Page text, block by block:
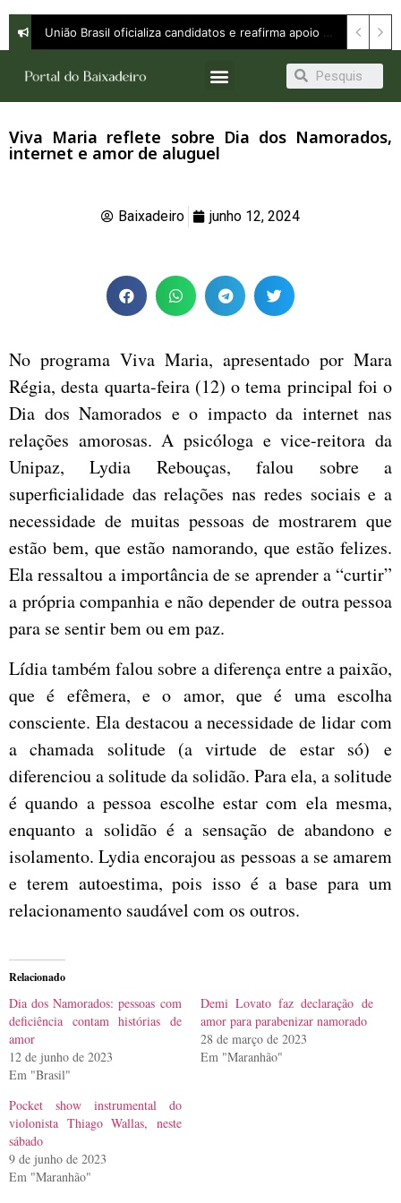
Viva Maria reflete sobre Dia dos Namorados,
internet e amor de aluguel
Baixadeiro junho 12, 2024
No programa Viva Maria, apresentado por Mara
Régia, desta quarta-feira (12) o tema principal foi o
Dia dos Namorados e o impacto da internet nas
relações amorosas. A psicóloga e vice-reitora da
Unipaz, Lydia Rebouças, falou sobre a
superficialidade das relações nas redes sociais e a
necessidade de muitas pessoas de mostrarem que
estão bem, que estão namorando, que estão felizes.
Ela ressaltou a importância de se aprender a “curtir”
a própria companhia e não depender de outra pessoa
para se sentir bem ou em paz.
Lídia também falou sobre a diferença entre a paixão,
que é efêmera, e o amor, que é uma escolha
consciente. Ela destacou a necessidade de lidar com
a chamada solitude (a virtude de estar só) e
diferenciou a solitude da solidão. Para ela, a solitude
é quando a pessoa escolhe estar com ela mesma,
enquanto a solidão é a sensação de abandono e
isolamento. Lydia encorajou as pessoas a se amarem
e terem autoestima, pois isso é a base para um
relacionamento saudável com os outros.
Relacionado
Dia dos Namorados: pessoas com
deficiência contam histórias de
amor
12 de junho de 2023
Em "Brasil"
Demi Lovato faz declaração de
amor para parabenizar namorado
28 de março de 2023
Em "Maranhão"
Pocket show instrumental do
violonista Thiago Wallas, neste
sábado
9 de junho de 2023
Em "Maranhão"